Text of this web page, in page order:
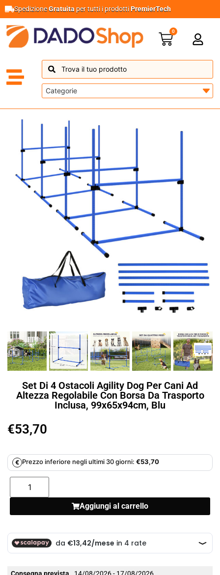
SpedizioneGratuita per tutti i prodottiPremierTech
0
Set Di 4 Ostacoli Agility Dog Per Cani Ad
Altezza Regolabile Con Borsa Da Trasporto
Inclusa, 99x65x94cm, Blu
€53,70
€ Prezzo inferiore negli ultimi 30 giorni: €53,70
Aggiungi al carrello
Consegna prevista 14/08/2026 - 17/08/2026